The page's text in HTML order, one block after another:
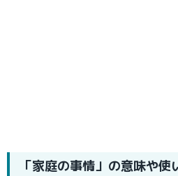
「家庭の事情」の意味や